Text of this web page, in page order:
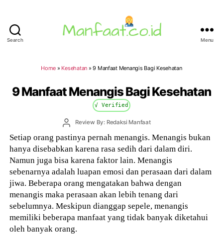
Search Menu
Home » Kesehatan »9 Manfaat Menangis Bagi Kesehatan
9 Manfaat Menangis Bagi Kesehatan
√ Verified
PostReview By: Redaksi Manfaat
Setiap orang pastinya pernah menangis. Menangis bukan
hanya disebabkan karena rasa sedih dari dalam diri.
Namun juga bisa karena faktor lain. Menangis
sebenarnya adalah luapan emosi dan perasaan dari dalam
jiwa. Beberapa orang mengatakan bahwa dengan
menangis maka perasaan akan lebih tenang dari
sebelumnya. Meskipun dianggap sepele, menangis
memiliki beberapa manfaat yang tidak banyak diketahui
oleh banyak orang.